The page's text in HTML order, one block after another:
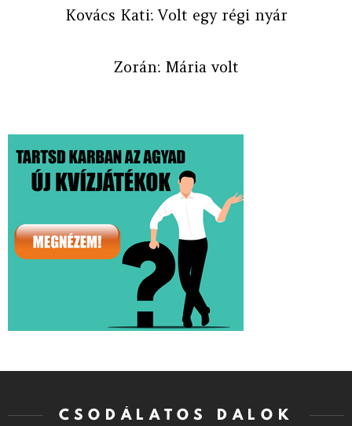
Kovács Kati: Volt egy régi nyár
Zorán: Mária volt
CSODÁLATOS DALOK